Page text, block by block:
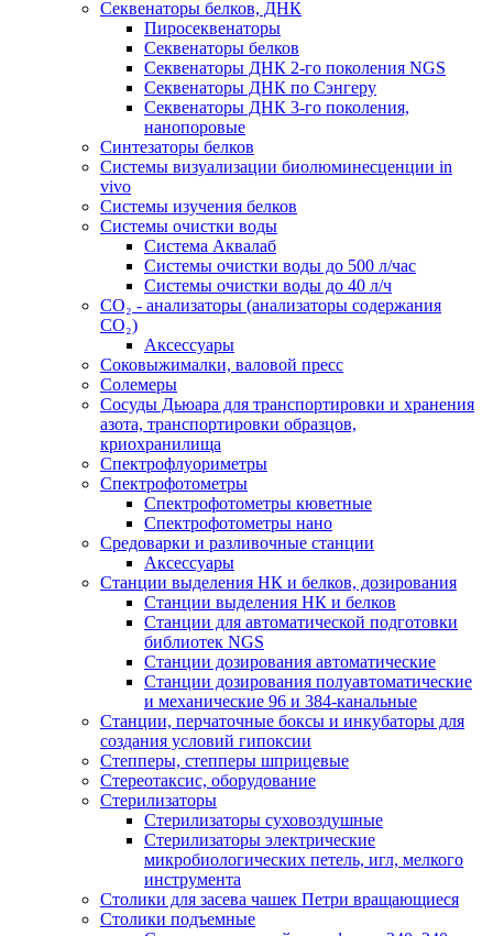
Секвенаторы белков, ДНК
Пиросеквенаторы
Секвенаторы белков
Секвенаторы ДНК 2-го поколения NGS
Секвенаторы ДНК по Сэнгеру
Секвенаторы ДНК 3-го поколения,
нанопоровые
Синтезаторы белков
Системы визуализации биолюминесценции in
vivo
Системы изучения белков
Системы очистки воды
Система Аквалаб
Системы очистки воды до 500 л/час
Системы очистки воды до 40 л/ч
СО₂ - анализаторы (анализаторы содержания
СО₂)
Аксессуары
Соковыжималки, валовой пресс
Солемеры
Сосуды Дьюара для транспортировки и хранения
азота, транспортировки образцов,
криохранилища
Спектрофлуориметры
Спектрофотометры
Спектрофотометры кюветные
Спектрофотометры нано
Средоварки и разливочные станции
Аксессуары
Станции выделения НК и белков, дозирования
Станции выделения НК и белков
Станции для автоматической подготовки
библиотек NGS
Станции дозирования автоматические
Станции дозирования полуавтоматические
и механические 96 и 384-канальные
Станции, перчаточные боксы и инкубаторы для
создания условий гипоксии
Степперы, степперы шприцевые
Стереотаксис, оборудование
Стерилизаторы
Стерилизаторы суховоздушные
Стерилизаторы электрические
микробиологических петель, игл, мелкого
инструмента
Столики для засева чашек Петри вращающиеся
Столики подъемные